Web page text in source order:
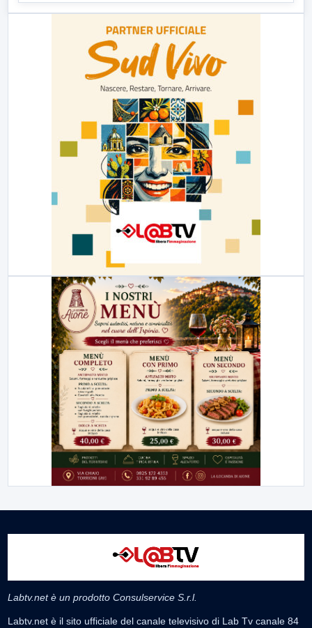
Labtv.net è un prodotto Consulservice S.r.l.
Labtv.net è il sito ufficiale del canale televisivo di Lab Tv canale 84